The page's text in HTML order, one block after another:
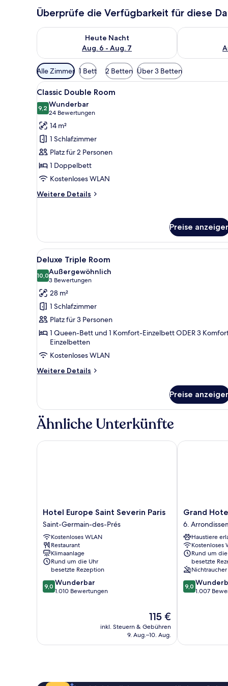
Überprüfe die Verfügbarkeit für diese
Heute Nacht
Aug. 6 - Aug. 7
Überprüfe die Verfügbarkeit für heute Nacht, Aug. 6
Überprüfe
Verfügbare
Filter
für
Zimmer
Alle Zimmer 1 Bett 2 Betten Über 3 Betten
Alle
Fotos
für
Classic
Double
Room
anzeigen
Classic Double Room |
4
Classic Double Room
9,29,2 von 10
Wunderbar
24 Bewertungen
(24
Bewertungen)
14 m²
1 Schlafzimmer
Platz für 2 Personen
1 Doppelbett
Kostenloses WLAN
Weitere Details
Weitere
Room
Preise
Alle
Fotos
für
Deluxe
Triple
Room
anzeigen
Ein Hotelzimmer mit einem
5
Deluxe Triple Room
10,010,0 von 10
Außergewöhnlich
3 Bewertungen
(3
Bewertungen)
28 m²
1 Schlafzimmer
Platz für 3 Personen
1 Queen-Bett und 1 Komfort-Einzelbett ODER 3
Einzelbetten
Kostenloses WLAN
Weitere Details
Weitere
Triple
Room
Preise
Ähnliche Unterkünfte
Hotel
Europe
Saint
Severin
Paris
Saint-
Germain-
Prés
Hotel Europe Saint Severin Paris
Saint-Germain-des-Prés
Kostenloses WLAN
Restaurant
Klimaanlage
Rund um die Uhr
besetzte Rezeption
9.0
von
9,0 Wunderbar
1.010 Bewertungen
Der
Preis
beträgt
115 €
inkl. Steuern & Gebühren
9. Aug.–10. Aug.
Hotel Europe Saint Severin Paris
Grand
Hotel
des
Balcons
6.
Grand
6.
Haustiere
Kostenloses
Rund um
besetzte
Nichtraucher
9.0
von
9,0
1.007
Grand Hotel